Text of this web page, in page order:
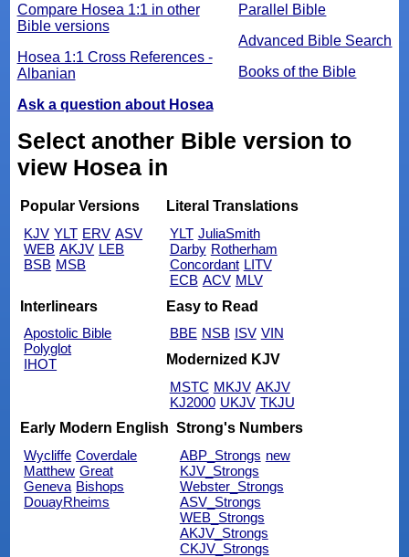
Parallel Bible
Advanced Bible Search
Books of the Bible
Compare Hosea 1:1 in other
Bible versions
Hosea 1:1 Cross References -
Albanian
Ask a question about Hosea
Select another Bible version to
view Hosea in
Popular Versions
KJV YLT ERV ASV
WEB AKJV LEB
BSB MSB
Literal Translations
YLT JuliaSmith
Darby Rotherham
Concordant LITV
ECB ACV MLV
Interlinears
Apostolic Bible
Polyglot
IHOT
Easy to Read
BBE NSB ISV VIN
Modernized KJV
MSTC MKJV AKJV
KJ2000 UKJV TKJU
Early Modern English
Wycliffe Coverdale
Matthew Great
Geneva Bishops
DouayRheims
Strong's Numbers
ABP_Strongs new
KJV_Strongs
Webster_Strongs
ASV_Strongs
WEB_Strongs
AKJV_Strongs
CKJV_Strongs